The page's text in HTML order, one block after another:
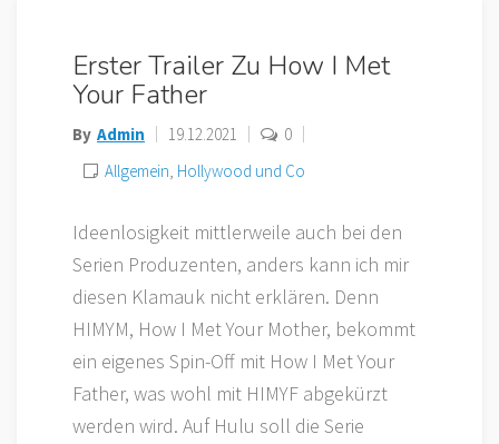
Erster Trailer Zu How I Met
Your Father
By Admin 19.12.2021
0
Allgemein, Hollywood und Co
Ideenlosigkeit mittlerweile auch bei den
Serien Produzenten, anders kann ich mir
diesen Klamauk nicht erklären. Denn
HIMYM, How I Met Your Mother, bekommt
ein eigenes Spin-Off mit How I Met Your
Father, was wohl mit HIMYF abgekürzt
werden wird. Auf Hulu soll die Serie